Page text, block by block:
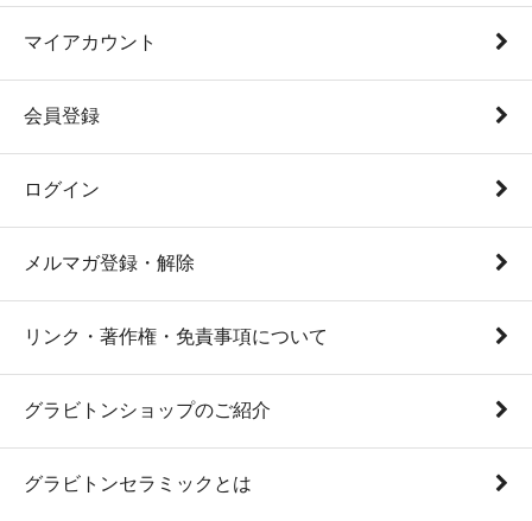
マイアカウント
会員登録
ログイン
メルマガ登録・解除
リンク・著作権・免責事項について
グラビトンショップのご紹介
グラビトンセラミックとは